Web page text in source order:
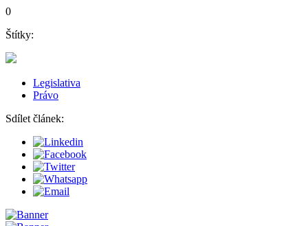
0
Štítky:
Legislativa
Právo
Sdílet článek: